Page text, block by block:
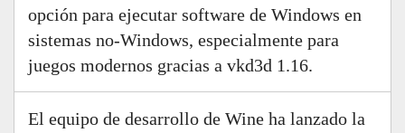
opción para ejecutar software de Windows en
sistemas no-Windows, especialmente para
juegos modernos gracias a vkd3d 1.16.
El equipo de desarrollo de Wine ha lanzado la